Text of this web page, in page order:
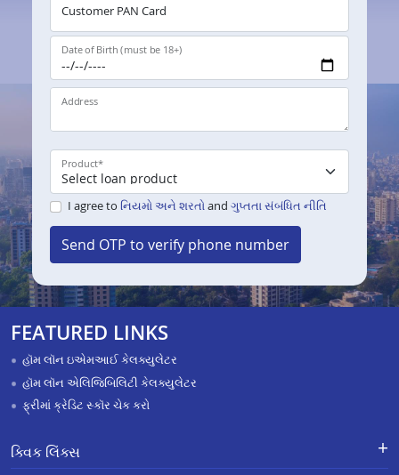
Customer PAN Card
Date of Birth (must be 18+)
Address
Product*
I agree to નિયમો અને શરતોand ગુપ્તતા સંબંધિત નીતિ
Send OTP to verify phone number
FEATURED LINKS
હૉમ લૉન ઇએમઆઈ કેલક્યુલેટર
હૉમ લૉન એલિજિબિલિટી કેલક્યુલેટર
ફ્રીમાં ક્રેડિટ સ્કૉર ચેક કરો
ક્વિક લિંક્સ